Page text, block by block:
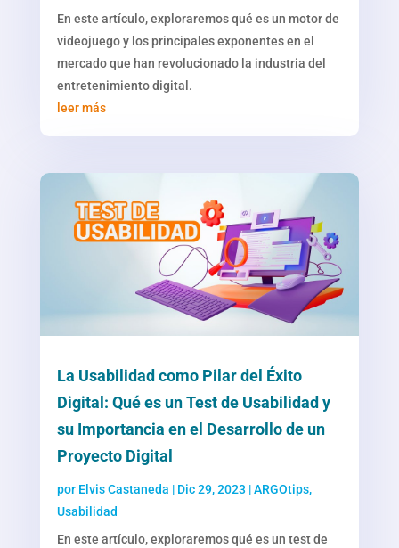
En este artículo, exploraremos qué es un motor de
videojuego y los principales exponentes en el
mercado que han revolucionado la industria del
entretenimiento digital.
leer más
La Usabilidad como Pilar del Éxito
Digital: Qué es un Test de Usabilidad y
su Importancia en el Desarrollo de un
Proyecto Digital
por Elvis Castaneda | Dic 29, 2023|ARGOtips,
Usabilidad
En este artículo, exploraremos qué es un test de